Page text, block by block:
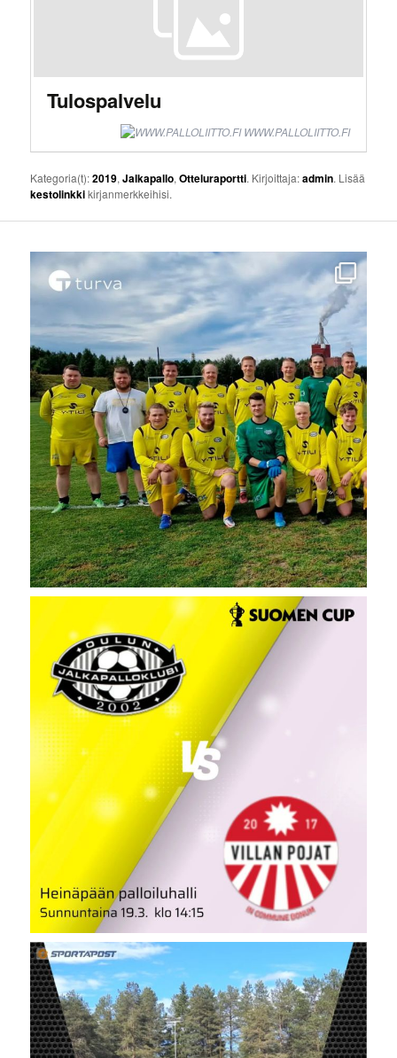
Tulospalvelu
WWW.PALLOLIITTO.FI
Kategoria(t):2019,Jalkapallo,Otteluraportti. Kirjoittaja:admin. Lisää
kestolinkkikirjanmerkkeihisi.